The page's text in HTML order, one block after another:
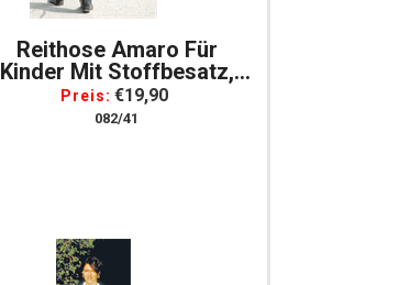
Reithose Amaro Für
Kinder Mit Stoffbesatz,
Baumwolle, Gr. 152
Preis: €19,90
082/41